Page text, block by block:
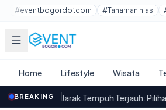
Lewati ke konten utama
#eventbogordotcom #Tanaman hias
Home Lifestyle Wisata
BREAKING
Tempuh Terjauh: Pilihan Ideal untuk